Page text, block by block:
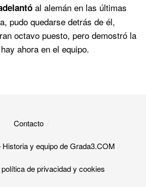
al alemán en las últimas
pudo quedarse detrás de él,
octavo puesto, pero demostró la
ahora en el equipo.
Contacto
y equipo de Grada3.COM
de privacidad y cookies​